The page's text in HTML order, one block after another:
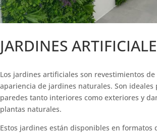
JARDINES
Los jardines artificiales son revestimientos
apariencia de jardines naturales. Son ideales
paredes tanto interiores como exteriores y
plantas naturales.
Estos jardines están disponibles en formatos